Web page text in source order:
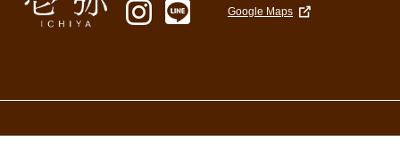
Google Maps